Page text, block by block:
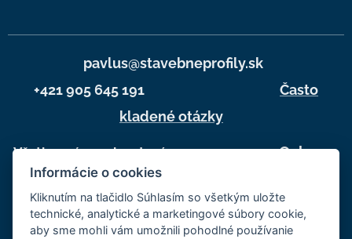
pavlus@stavebneprofily.sk
+421 905 645 191 Často
kladené otázky
Všetky práva vyhradené 2025
Ochrana
osobných údajov
Obchodné
podmienky
Informácie o cookies
Kliknutím na tlačidlo Súhlasím so všetkým uložte
technické, analytické a marketingové súbory cookie,
aby sme mohli vám umožnili pohodlné používanie